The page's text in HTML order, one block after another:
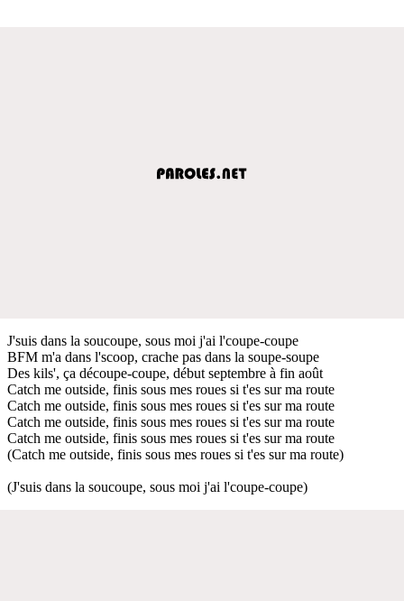
J'suis dans la soucoupe, sous moi j'ai l'coupe-coupe
BFM m'a dans l'scoop, crache pas dans la soupe-soupe
Des kils', ça découpe-coupe, début septembre à fin août
Catch me outside, finis sous mes roues si t'es sur ma route
Catch me outside, finis sous mes roues si t'es sur ma route
Catch me outside, finis sous mes roues si t'es sur ma route
Catch me outside, finis sous mes roues si t'es sur ma route
(Catch me outside, finis sous mes roues si t'es sur ma route)
(J'suis dans la soucoupe, sous moi j'ai l'coupe-coupe)